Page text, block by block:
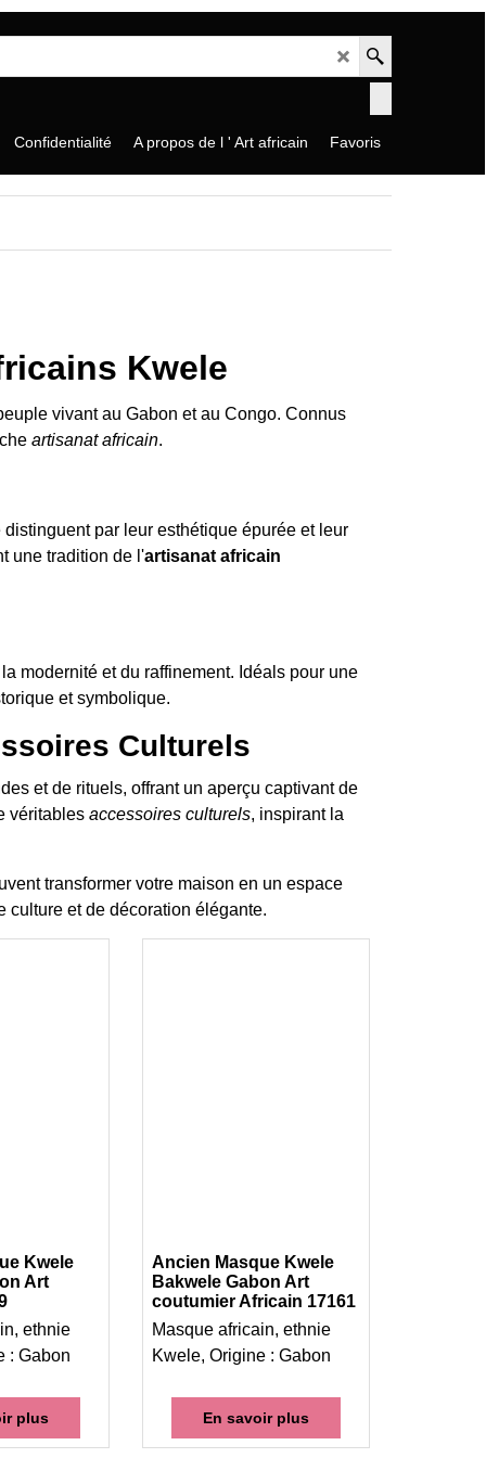
Confidentialité A propos de l ' Art africain Favoris
Kwele
vivant au Gabon et au Congo. Connus
artisanat africain.
par leur esthétique épurée et leur
une tradition de l'artisanat africain
modernité et du raffinement. Idéals pour une
et symbolique.
Culturels
et de rituels, offrant un aperçu captivant de
véritables accessoires culturels, inspirant la
transformer votre maison en un espace
culture et de décoration élégante.
Kwele
Art
ethnie
: Gabon
plus
Ancien Masque Kwele
Bakwele Gabon Art
coutumier Africain 17161
Masque africain, ethnie
Kwele, Origine : Gabon
En savoir plus